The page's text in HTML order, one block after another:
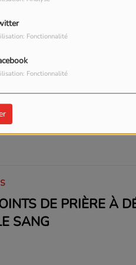
Fonctionnalité
Fonctionnalité
LES 5 POINTS
DE PRIÈRE À
SANG